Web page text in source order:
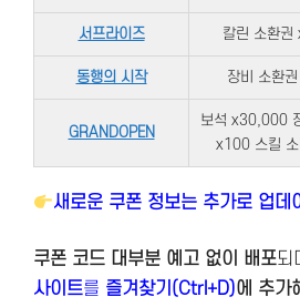
서프라이즈 칼린 소환
동행의 시작 장비 소환
GRANDOPEN
보석 x30,000
x100 스킬
새로운 쿠폰 정보는 추가로 업데
쿠폰 코드 대부분 예고 없이 배포되
사이트를 즐겨찾기(Ctrl+D)에 추가